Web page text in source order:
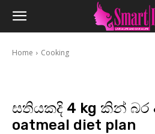
Home Cooking
සතියකදි 4 kg කින්
oatmeal diet plan